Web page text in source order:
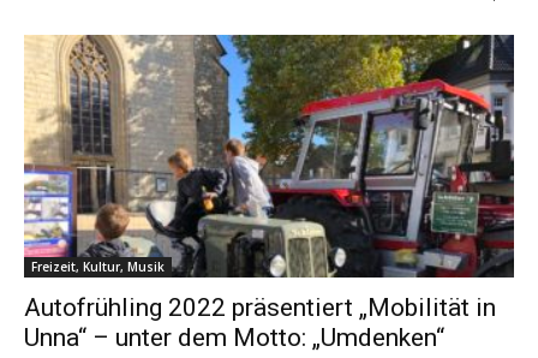
Freizeit, Kultur, Musik
Autofrühling 2022 präsentiert „Mobilität in
Unna“ – unter dem Motto: „Umdenken“